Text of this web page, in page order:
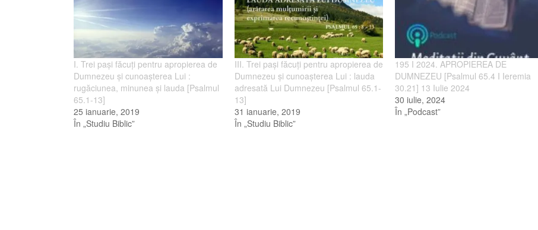
I. Trei paşi făcuţi pentru apropierea de
Dumnezeu şi cunoaşterea Lui :
rugăciunea, minunea şi lauda [Psalmul
65.1-13]
25 ianuarie, 2019
În „Studiu Biblic”
III. Trei paşi făcuţi pentru apropierea de
Dumnezeu şi cunoaşterea Lui : lauda
adresată Lui Dumnezeu [Psalmul 65.1-
13]
31 ianuarie, 2019
În „Studiu Biblic”
195 I 2024. APROPIEREA DE
DUMNEZEU [Psalmul 65.4 I Ieremia
30.21] 13 Iulie 2024
30 iulie, 2024
În „Podcast”